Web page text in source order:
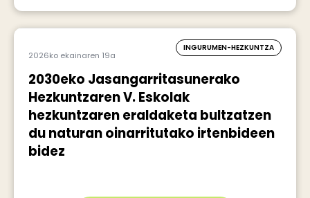
2026ko ekainaren 19a
INGURUMEN-HEZKUNTZA
2030eko Jasangarritasunerako
Hezkuntzaren V. Eskolak
hezkuntzaren eraldaketa bultzatzen
du naturan oinarritutako irtenbideen
bidez